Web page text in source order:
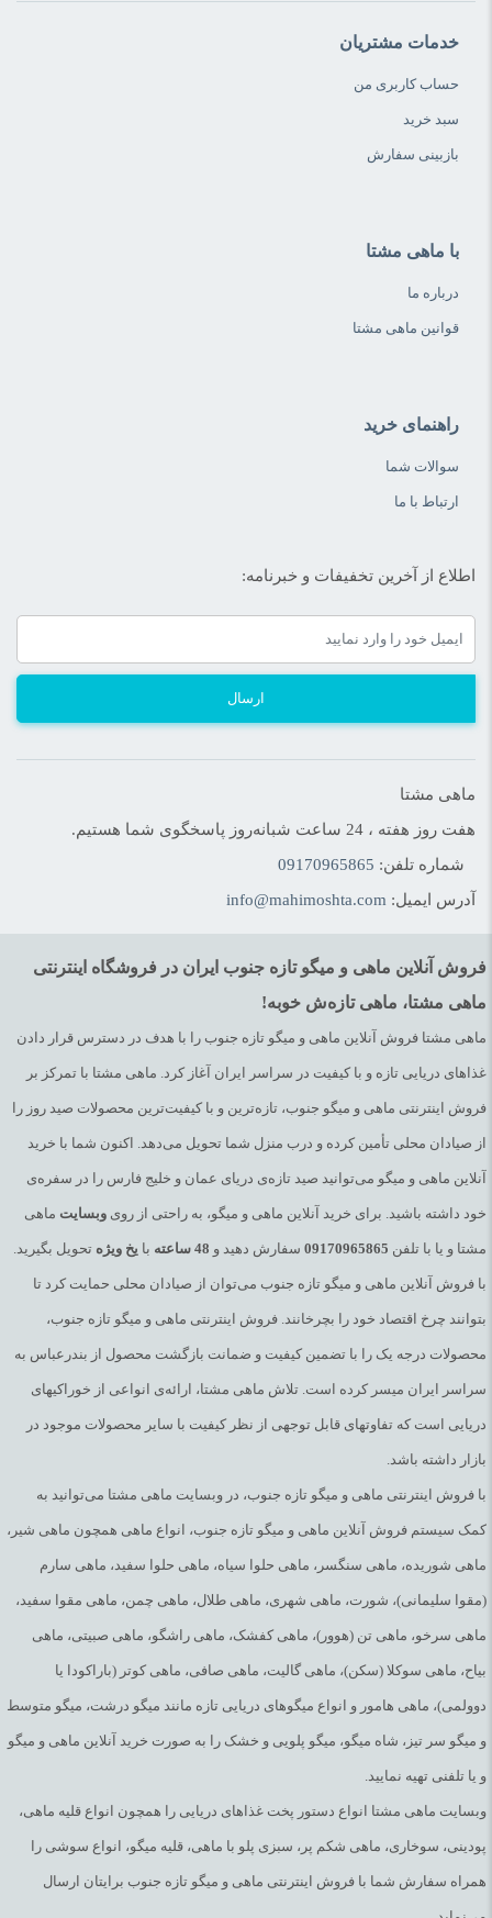
خدمات مشتریان
حساب کاربری من
سبد خرید
بازبینی سفارش
با ماهی مشتا
درباره ما
قوانین ماهی مشتا
راهنمای خرید
سوالات شما
ارتباط با ما
اطلاع از آخرین تخفیفات و خبرنامه:
ارسال
ماهی مشتا
هفت روز هفته ، 24 ساعت شبانه‌روز پاسخگوی شما هستیم.
شماره تلفن: 09170965865
آدرس ایمیل: info@mahimoshta.com
فروش آنلاین ماهی و میگو تازه جنوب ایران در فروشگاه اینترنتی
ماهی مشتا، ماهی تازه‌ش خوبه!
ماهی مشتا فروش آنلاین ماهی و میگو تازه جنوب را با هدف در دسترس قرار دادن
غذاهای دریایی تازه و با کیفیت در سراسر ایران آغاز کرد. ماهی مشتا با تمرکز بر
فروش اینترنتی ماهی و میگو جنوب، تازه‌ترین و با کیفیت‌ترین محصولات صید روز را
از صیادان محلی تأمین کرده و درب منزل شما تحویل می‌دهد. اکنون شما با خرید
آنلاین ماهی و میگو می‌توانید صید تازه‌ی دریای عمان و خلیج فارس را در سفره‌ی
خود داشته باشید. برای خرید آنلاین ماهی و میگو، به راحتی از روی وبسایت ماهی
مشتا و یا با تلفن 09170965865 سفارش دهید و 48 ساعته با یخ ویژه تحویل بگیرید.
با فروش آنلاین ماهی و میگو تازه جنوب می‌توان از صیادان محلی حمایت کرد تا
بتوانند چرخ اقتصاد خود را بچرخانند. فروش اینترنتی ماهی و میگو تازه جنوب،
محصولات درجه یک را با تضمین کیفیت و ضمانت بازگشت محصول از بندرعباس به
سراسر ایران میسر کرده است. تلاش ماهی مشتا، ارائه‌ی انواعی از خوراکیهای
دریایی است که تفاوتهای قابل توجهی از نظر کیفیت با سایر محصولات موجود در
بازار داشته باشد.
با فروش اینترنتی ماهی و میگو تازه جنوب، در وبسایت ماهی مشتا می‌توانید به
کمک سیستم فروش آنلاین ماهی و میگو تازه جنوب، انواع ماهی همچون ماهی شیر،
ماهی شوریده، ماهی سنگسر، ماهی حلوا سیاه، ماهی حلوا سفید، ماهی سارم
(مقوا سلیمانی)، شورت، ماهی شهری، ماهی طلال، ماهی چمن، ماهی مقوا سفید،
ماهی سرخو، ماهی تن (هوور)، ماهی کفشک، ماهی راشگو، ماهی صبیتی، ماهی
بیاح، ماهی سوکلا (سکن)، ماهی گالیت، ماهی صافی، ماهی کوتر (باراکودا یا
دوولمی)، ماهی هامور و انواع میگوهای دریایی تازه مانند میگو درشت، میگو متوسط
و میگو سر تیز، شاه میگو، میگو پلویی و خشک را به صورت خرید آنلاین ماهی و میگو
و یا تلفنی تهیه نمایید.
وبسایت ماهی مشتا انواع دستور پخت غذاهای دریایی را همچون انواع قلیه ماهی،
پودینی، سوخاری، ماهی شکم پر، سبزی پلو با ماهی، قلیه میگو، انواع سوشی را
همراه سفارش شما با فروش اینترنتی ماهی و میگو تازه جنوب برایتان ارسال